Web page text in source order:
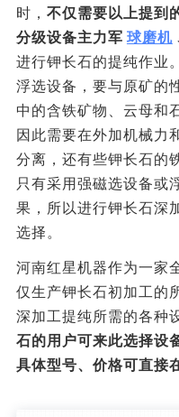
时， 不仅需要以上提到
分级设备主力军 球磨机
进行钾长石的提纯作业
浮选设备，要与原矿的
中的含铁矿物、云母和
因此需要在外加机械力
分离，还有些钾长石的
只有采用强磁选设备或
果，所以进行钾长石深
选择。
河南红星机器作为一家
仅生产钾长石初加工的
深加工提纯所需的各种
石的用户可来此选择设
具体型号、价格可直接